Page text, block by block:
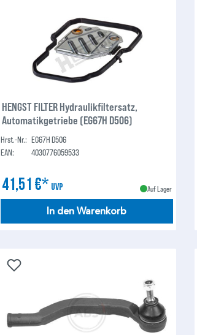
HENGST FILTER Hydraulikfiltersatz,
Automatikgetriebe (EG67H D506)
Hrst.-Nr.: EG67H D506
EAN:
4030776059533
41,51 €* UVP Auf Lager
In den Warenkorb